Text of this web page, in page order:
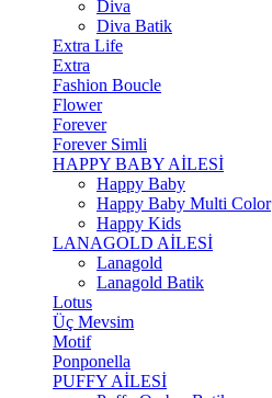
Diva
Diva Batik
Extra Life
Extra
Fashion Boucle
Flower
Forever
Forever Simli
HAPPY BABY AİLESİ
Happy Baby
Happy Baby Multi Color
Happy Kids
LANAGOLD AİLESİ
Lanagold
Lanagold Batik
Lotus
Üç Mevsim
Motif
Ponponella
PUFFY AİLESİ